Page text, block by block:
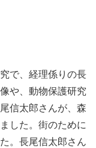
で、経理係りの長
や、動物保護研究
信太郎さんが、森
した。街のために
。長尾信太郎さん